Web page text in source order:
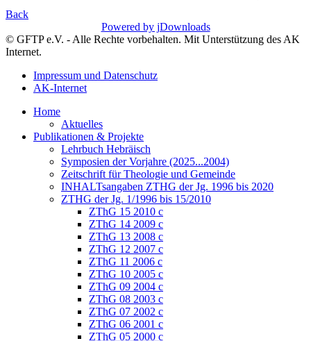
Back
Powered by jDownloads
© GFTP e.V. - Alle Rechte vorbehalten. Mit Unterstützung des AK
Internet.
Impressum und Datenschutz
AK-Internet
Home
Aktuelles
Publikationen & Projekte
Lehrbuch Hebräisch
Symposien der Vorjahre (2025...2004)
Zeitschrift für Theologie und Gemeinde
INHALTsangaben ZTHG der Jg. 1996 bis 2020
ZTHG der Jg. 1/1996 bis 15/2010
ZThG 15 2010 c
ZThG 14 2009 c
ZThG 13 2008 c
ZThG 12 2007 c
ZThG 11 2006 c
ZThG 10 2005 c
ZThG 09 2004 c
ZThG 08 2003 c
ZThG 07 2002 c
ZThG 06 2001 c
ZThG 05 2000 c